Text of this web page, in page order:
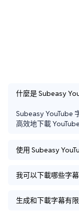
什麼是 Subeasy
Subeasy YouTube
高效地下載
使用 Subeasy
我可以下載哪些字
生成和下載字幕有